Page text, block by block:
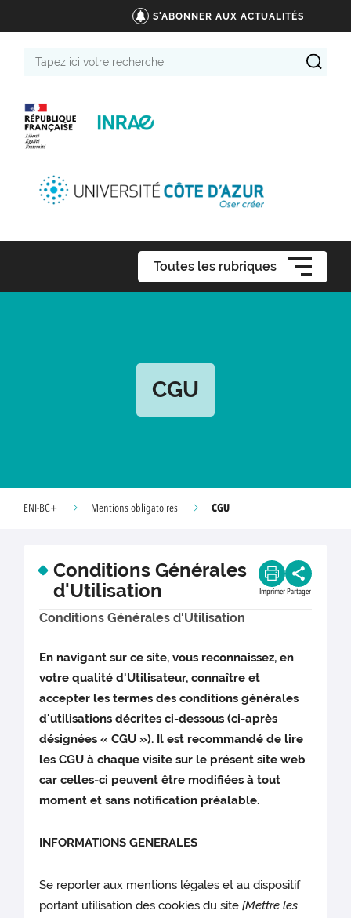
S'ABONNER AUX ACTUALITÉS
Toutes les rubriques
CGU
ENI-BC+ Mentions obligatoires CGU
Conditions Générales
d'Utilisation
Imprimer Partager
Conditions Générales d'Utilisation
En navigant sur ce site, vous reconnaissez, en
votre qualité d'Utilisateur, connaître et
accepter les termes des conditions générales
d'utilisations décrites ci-dessous (ci-après
désignées « CGU »). Il est recommandé de lire
les CGU à chaque visite sur le présent site web
car celles-ci peuvent être modifiées à tout
moment et sans notification préalable.
INFORMATIONS GENERALES
Se reporter aux mentions légales et au dispositif
portant utilisation des cookies du site[Mettre les